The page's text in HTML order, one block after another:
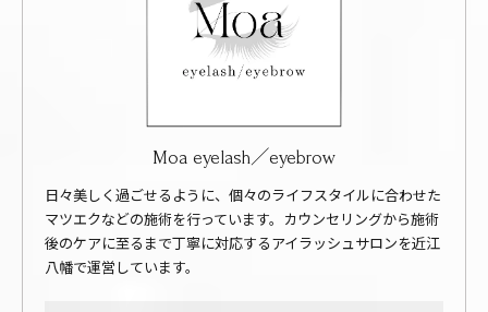
Moa eyelash／eyebrow
日々美しく過ごせるように、個々のライフスタイルに合わせた
マツエクなどの施術を行っています。カウンセリングから施術
後のケアに至るまで丁寧に対応するアイラッシュサロンを近江
八幡で運営しています。